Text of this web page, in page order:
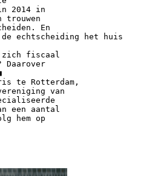
2014 in
trouwen
En
echtscheiding het huis
zich fiscaal
Daarover
te Rotterdam,
van
een aantal
hem op